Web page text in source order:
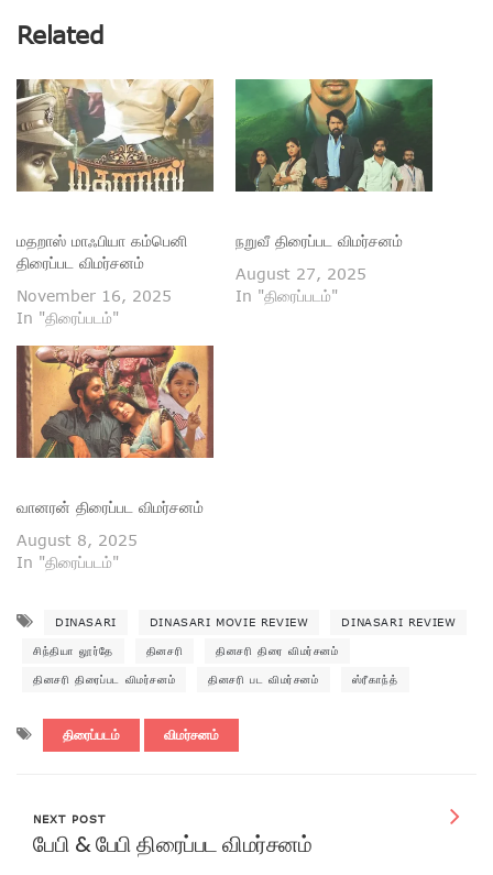
Related
மதறாஸ் மாஃபியா கம்பெனி
திரைப்பட விமர்சனம்
November 16, 2025
In "திரைப்படம்"
நறுவீ திரைப்பட விமர்சனம்
August 27, 2025
In "திரைப்படம்"
வானரன் திரைப்பட விமர்சனம்
August 8, 2025
In "திரைப்படம்"
DINASARI DINASARI MOVIE REVIEW DINASARI REVIEW
சிந்தியா லூர்தே தினசரி தினசரி திரை விமர்சனம்
தினசரி திரைப்பட விமர்சனம் தினசரி பட விமர்சனம் ஸ்ரீகாந்த்
திரைப்படம் விமர்சனம்
NEXT POST
பேபி & பேபி திரைப்பட விமர்சனம்